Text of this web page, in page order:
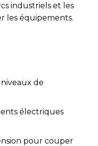
industriels et les
les équipements.
de
électriques
pour couper